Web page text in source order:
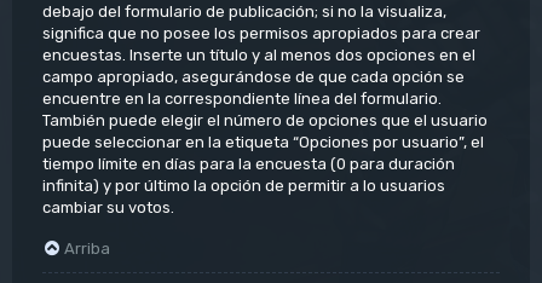
debajo del formulario de publicación; si no la visualiza,
significa que no posee los permisos apropiados para crear
encuestas. Inserte un título y al menos dos opciones en el
campo apropiado, asegurándose de que cada opción se
encuentre en la correspondiente línea del formulario.
También puede elegir el número de opciones que el usuario
puede seleccionar en la etiqueta “Opciones por usuario”, el
tiempo límite en días para la encuesta (0 para duración
infinita) y por último la opción de permitir a lo usuarios
cambiar su votos.
Arriba